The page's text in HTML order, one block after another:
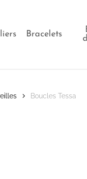
Bracelets
Boucles Tessa